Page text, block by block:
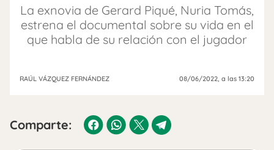
La exnovia de Gerard Piqué, Nuria Tomás,
estrena el documental sobre su vida en el
que habla de su relación con el jugador
RAÚL VÁZQUEZ FERNÁNDEZ 08/06/2022, a las 13:20
Comparte: